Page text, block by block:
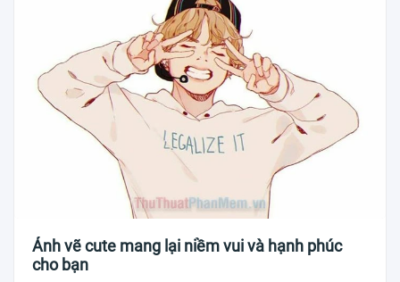
Ảnh vẽ cute mang lại niềm vui và hạnh phúc
cho bạn